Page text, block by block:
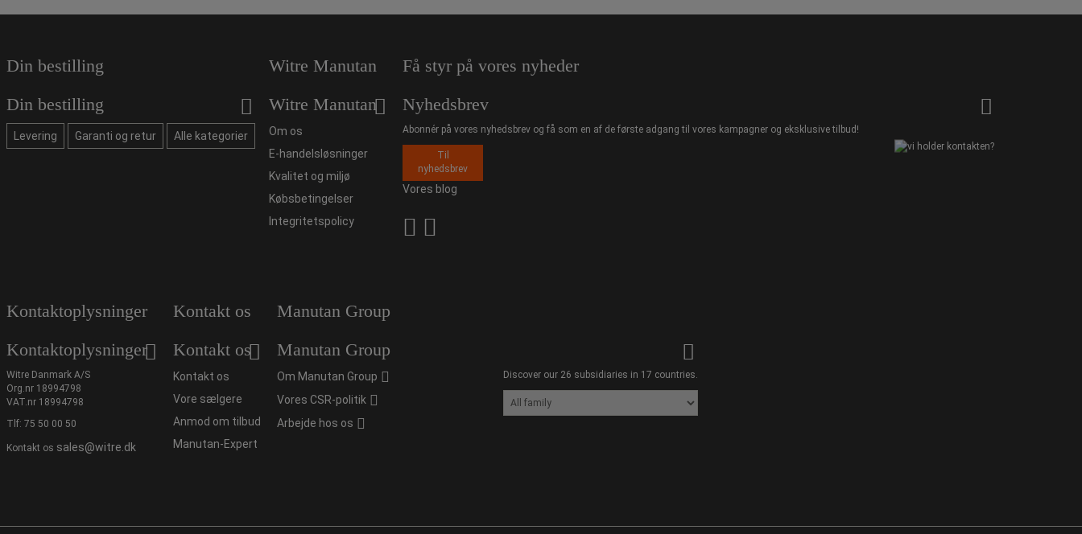
Din bestilling
Din bestilling
Levering Garanti og retur Alle kategorier
Witre Manutan
Witre Manutan
Om os
E-handelsløsninger
Kvalitet og miljø
Købsbetingelser
Integritetspolicy
Få styr på vores nyheder
Nyhedsbrev
Abonnér på vores nyhedsbrev og få som en af de første adgang til vores kampagner og eksklusive tilbud!
Til
nyhedsbrev
Vores blog
Kontaktoplysninger
Kontaktoplysninger
Witre Danmark A/S
Org.nr 18994798
VAT.nr 18994798
Tlf: 75 50 00 50
Kontakt os sales@witre.dk
Kontakt os
Kontakt os
Kontakt os
Vore sælgere
Anmod om tilbud
Manutan-Expert
Manutan Group
Manutan Group
Om Manutan Group
Vores CSR-politik
Arbejde hos os
Discover our 26 subsidiaries in 17 countries.